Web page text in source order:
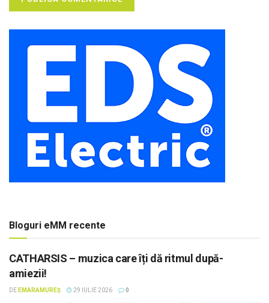
Bloguri eMM recente
CATHARSIS – muzica care îți dă ritmul după-
amiezii!
DE EMARAMUREȘ 29 IULIE 2026 0